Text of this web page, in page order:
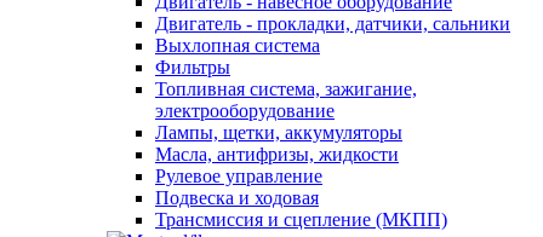
Двигатель - прокладки, датчики, сальники
Выхлопная система
Фильтры
Топливная система, зажигание,
электрооборудование
Лампы, щетки, аккумуляторы
Масла, антифризы, жидкости
Рулевое управление
Подвеска и ходовая
Трансмиссия и сцепление (МКПП)